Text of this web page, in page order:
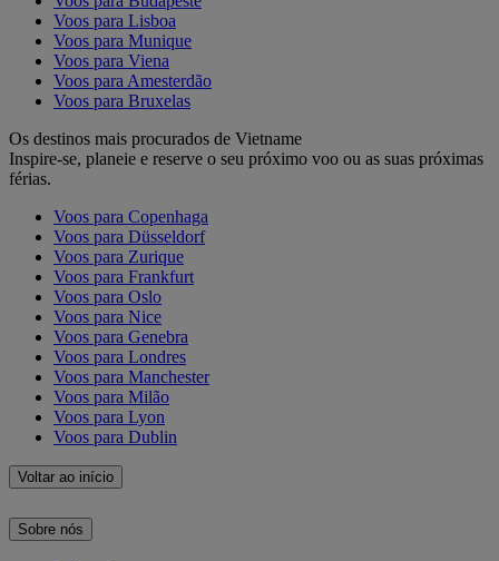
Voos para Lisboa
Voos para Munique
Voos para Viena
Voos para Amesterdão
Voos para Bruxelas
Os destinos mais procurados de Vietname
Inspire-se, planeie e reserve o seu próximo voo ou as suas próximas
férias.
Voos para Copenhaga
Voos para Düsseldorf
Voos para Zurique
Voos para Frankfurt
Voos para Oslo
Voos para Nice
Voos para Genebra
Voos para Londres
Voos para Manchester
Voos para Milão
Voos para Lyon
Voos para Dublin
Voltar ao início
Sobre nós